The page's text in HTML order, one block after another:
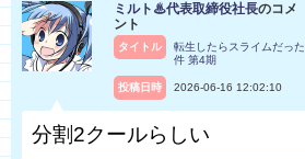
ミルト♨代表取締役社長のコメ
ント
タイトル
転生したらスライムだった
件 第4期
投稿日時 2026-06-16 12:02:10
分割2クールらしい